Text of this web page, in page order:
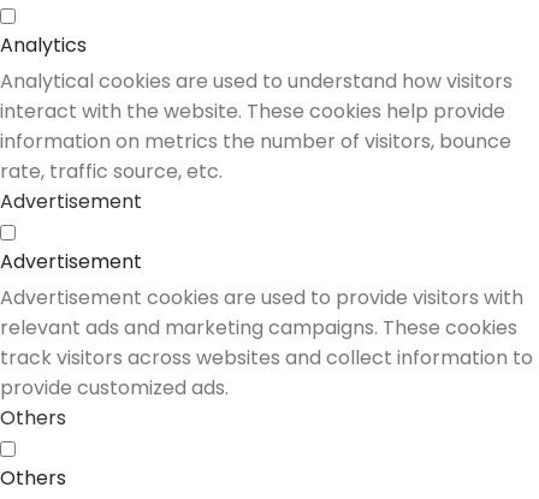
Analytics
Analytical cookies are used to understand how visitors
interact with the website. These cookies help provide
information on metrics the number of visitors, bounce
rate, traffic source, etc.
Advertisement
Advertisement
Advertisement cookies are used to provide visitors with
relevant ads and marketing campaigns. These cookies
track visitors across websites and collect information to
provide customized ads.
Others
Others